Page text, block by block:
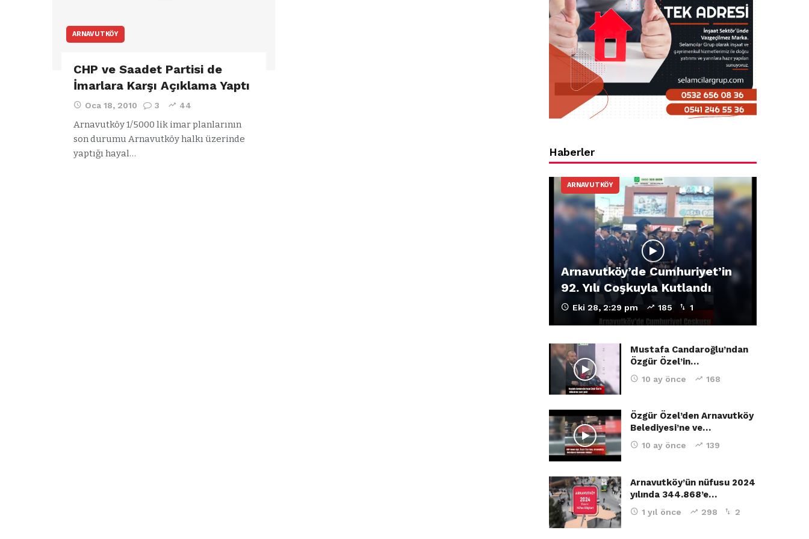
ARNAVUTKÖY
CHP ve Saadet Partisi de
İmarlara Karşı Açıklama Yaptı
Oca 18, 2010 3 44
Arnavutköy 1/5000 lik imar planlarının
son durumu Arnavutköy halkı üzerinde
yaptığı hayal…
Haberler
ARNAVUTKÖY
Arnavutköy’de Cumhuriyet’in
92. Yılı Coşkuyla Kutlandı
Eki 28, 2:29 pm 185 1
Mustafa Candaroğlu’ndan
Özgür Özel’in…
10 ay önce 168
Özgür Özel’den Arnavutköy
Belediyesi’ne ve…
10 ay önce 139
Arnavutköy’ün nüfusu 2024
yılında 344.868’e…
1 yıl önce 298 2